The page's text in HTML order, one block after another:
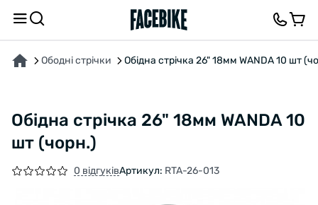
Ободні стрічки Обідна стрічка 26" 18мм WANDA 10 шт
Обідна стрічка 26" 18мм WANDA 10
шт (чорн.)
0 відгуківАртикул: RTA-26-013
ПРО ТОВАР ХАРАКТЕРИСТИКИОПИС ВІДГУКИ ТА ЗАПИТАННЯ